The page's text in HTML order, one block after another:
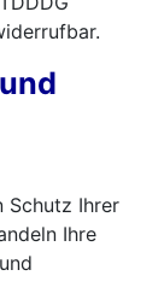
Schutz Ihrer
Ihre